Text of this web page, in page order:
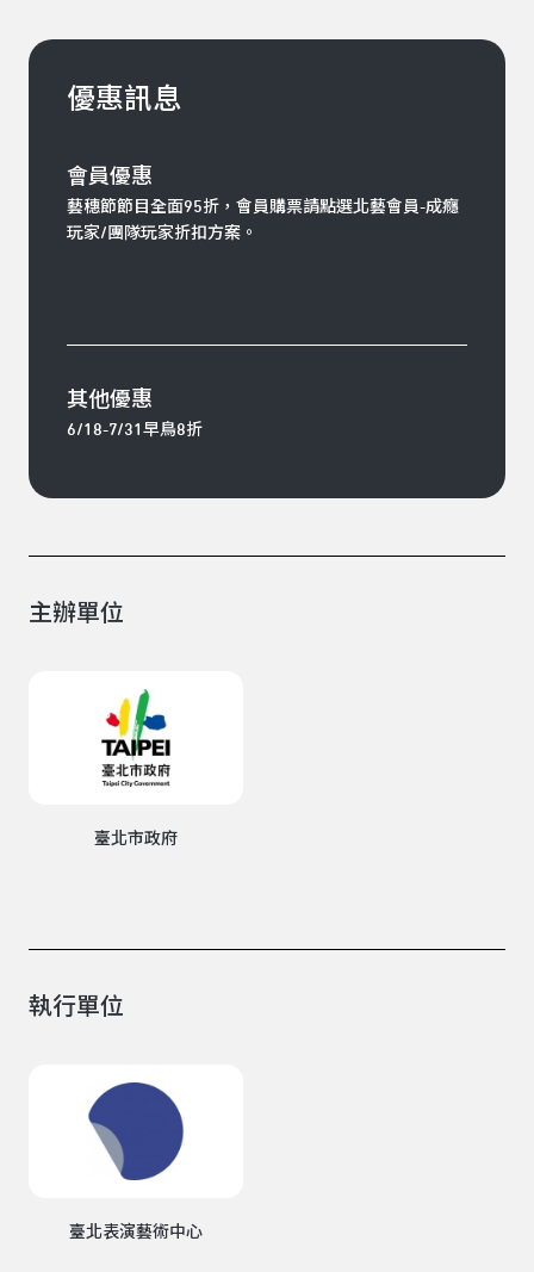
優惠訊息
會員優惠
藝穗節節目全面95折，會員購票請點選北藝會員-成癮
玩家/團隊玩家折扣方案。
其他優惠
6/18-7/31早鳥8折
主辦單位
臺北市政府
執行單位
臺北表演藝術中心